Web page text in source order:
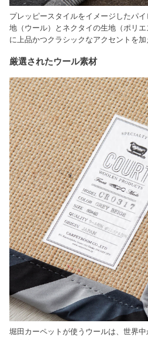
プレッピースタイルをイメージしたパ
地（ウール）とネクタイの生地（ポリ
に上品かつクラシックなアクセントを加
厳選されたウール素材
堀田カーペットが使うウールは、世界